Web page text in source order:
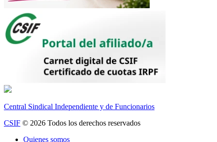
Central Sindical Independiente y de Funcionarios
CSIF © 2026 Todos los derechos reservados
Quienes somos